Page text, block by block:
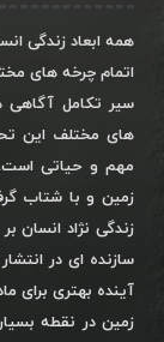
همه ابعاد زندگی
اتمام چرخه های
سیر تکامل آگاهی
های مختلف این
مهم و حیاتی
زمین و با شتاب
زندگی نژاد انسان
سازنده ای در
آینده بهتری برای
زمین در نقطه